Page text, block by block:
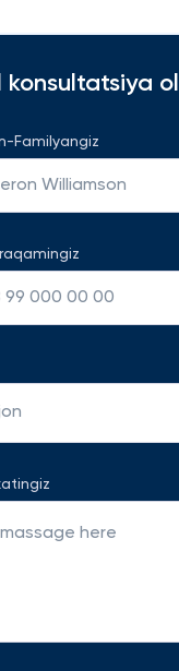
konsultatsiya
Familyangiz